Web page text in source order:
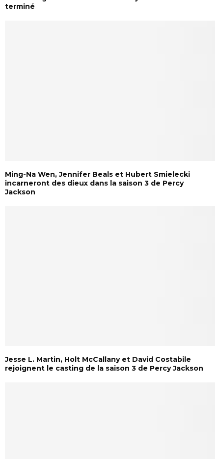
terminé
Ming-Na Wen, Jennifer Beals et Hubert Smielecki
incarneront des dieux dans la saison 3 de Percy
Jackson
Jesse L. Martin, Holt McCallany et David Costabile
rejoignent le casting de la saison 3 de Percy Jackson